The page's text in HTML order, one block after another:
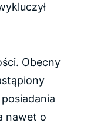
Obecny
nawet o